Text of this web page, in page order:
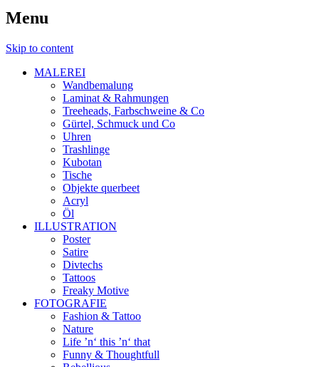
Menu
Skip to content
MALEREI
Wandbemalung
Laminat & Rahmungen
Treeheads, Farbschweine & Co
Gürtel, Schmuck und Co
Uhren
Trashlinge
Kubotan
Tische
Objekte querbeet
Acryl
Öl
ILLUSTRATION
Poster
Satire
Divtechs
Tattoos
Freaky Motive
FOTOGRAFIE
Fashion & Tattoo
Nature
Life ’n‘ this ’n‘ that
Funny & Thoughtfull